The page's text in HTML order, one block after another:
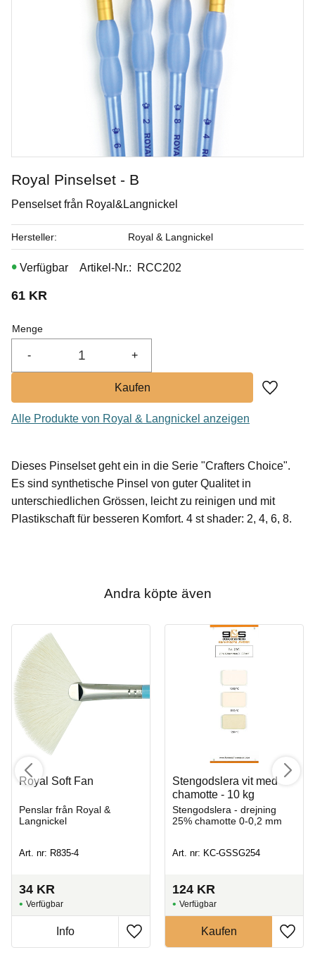
Penselglasyr för stengods
Royal Pinselset - B
Penselset från Royal&Langnickel
61 KR
Menge
+
-
Zu
Artikel-Nr. RCC202
Hersteller Royal & Langnickel
Alle Produkte von Royal & Langnickel anzeigen
Dieses Pinselset geht ein in die Serie "Crafters Choice".
Es sind synthetische Pinsel von guter Qualitet in
unterschiedlichen Grössen, leicht zu reinigen und mit
Plastikschaft für besseren Komfort. 4 st shader: 2, 4, 6, 8.
Andra köpte även
Royal Soft Fan
Penslar från Royal &
Langnickel
Art. nr: R835-4
34 KR
Stengodslera vit med
chamotte - 10 kg
Stengodslera - drejning
25% chamotte 0-0,2 mm
Art. nr: KC-GSSG254
124 KR